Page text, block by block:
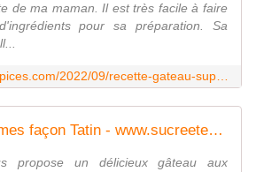
de ma maman. Il est très facile à faire
pour sa préparation. Sa
Gâteau aux pommes façon Tatin - www.sucreetepices.com
propose un délicieux gâteau aux